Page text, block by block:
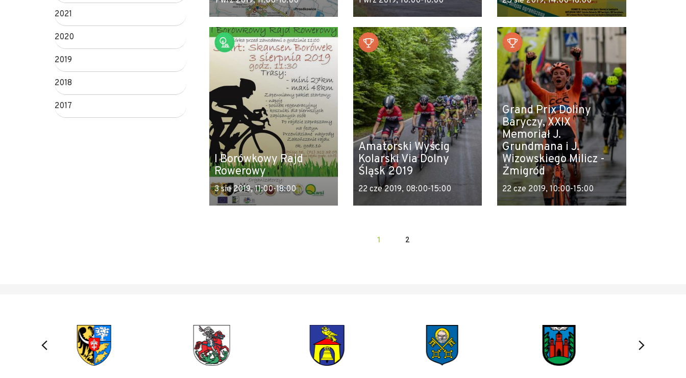
I Borówkowy Rajd
Rowerowy
3 sie 2019, 11:00-18:00
Amatorski Wyścig
Kolarski Via Dolny
Śląsk 2019
22 cze 2019, 08:00-15:00
Grand Prix Doliny
Baryczy, XXIX
Memoriał J.
Grundmana i J.
Wizowskiego Milicz -
Żmigród
22 cze 2019, 10:00-15:00
1 2
2021
2020
2019
2018
2017